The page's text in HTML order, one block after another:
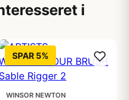
i
SPAR 5%
WINSOR NEWTON